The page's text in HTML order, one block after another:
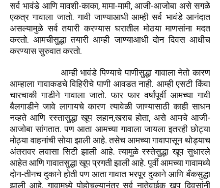
सर्व भावंडे आणि मावशी-काका,मामा-मामी,आजी-आजोबा असे सगळे
एकत्र गावाला जातो.गावी जाण्याआधी आम्ही सर्व भावंडे आनंदात
असल्यामुळे सर्व तयारी करण्यास घरातील मोठया माणसांना मदत
करतो.आमचीसुद्धा तयारी आम्ही जाण्याआधी दोन दिवस आधीच
करण्यास सुरुवात करतो.
आम्ही भावंडे पिण्याचे पाणीसुद्धा गावाला नेतो कारण
आम्हाला गावाकडचे विहिरीचे पाणी आवडत नाही. आम्ही एसटी किंवा
चारचाकी गाडीने गावाला जातो.फार फार वर्षांपूर्वी आमच्या गावी
बैलगाडीने जावे लागायचे कारण त्यावेळी जाण्यासाठी काही साधन
नव्हते आणि रस्तासुद्धा खूप लहान,खराब होता,असे आमचे आजी-
आजोबा सांगतात.पण आता आमच्या गावाला जायला इतरही छोट्या
मोठ्या वाहनांची सोया झाली आहे.तसेच आमच्या गावापासून थोड्याच
अंतरावर लवासा सिटी झाली आहे.त्यामुळे रस्तेसुद्धा खूप सुधारले
आहेत आणि गावातसुद्धा खूप प्रगती झाली आहे.पूर्वी आमच्या गावामध्ये
दोन-तीनच दुकाने होती पण आता गावात भरपूर दुकाने आणि बँकसुद्धा
झाली आहे.गावामध्ये पोहोचल्यानंतर सर्व नातेवाईक खूप दिवसांनी